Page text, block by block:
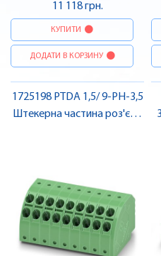
11 118 грн.
КУПИТИ
ДОДАТИ В КОРЗИНУ
1725198 PTDA 1,5/ 9-PH-3,5
Штекерна частина роз'єму